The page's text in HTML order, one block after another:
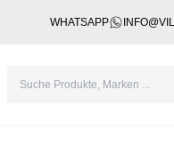
WHATSAPP